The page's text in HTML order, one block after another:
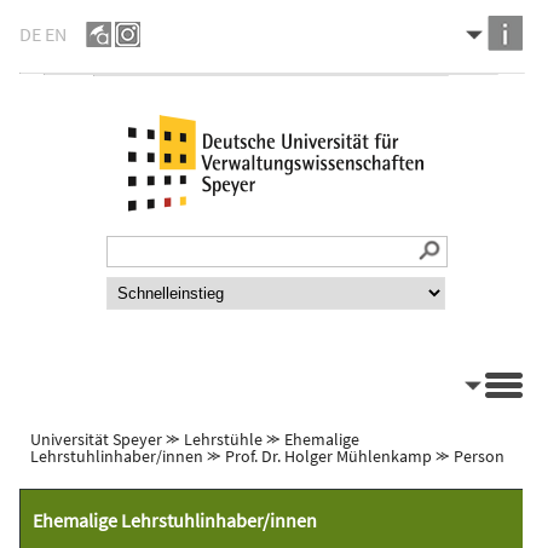
DE EN
Universität Speyer⪼ Lehrstühle⪼ Ehemalige
Lehrstuhlinhaber/innen ⪼ Prof. Dr. Holger Mühlenkamp ⪼ Person
Ehemalige Lehrstuhlinhaber/innen